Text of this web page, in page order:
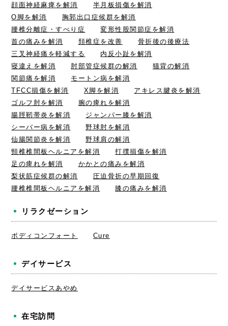
顔面神経麻痺を解消
半月板損傷を解消
O脚を解消
胸郭出口症候群を解消
腰椎分離症・すべり症
変形性股関節症を解消
首の痛みを解消
頚椎症を改善
骨折後の後療法
三叉神経痛を軽減する
内反小趾を解消
寝違えを解消
肘部管症候群の解消
猫背の解消
関節痛を解消
モートン病を解消
TFCC損傷を解消
X脚を解消
アキレス腱炎を解消
ゴルフ肘を解消
腕の痺れを解消
腸脛靭帯炎を解消
ジャンパー膝を解消
シーバー病を解消
野球肘を解消
仙腸関節炎を解消
野球肩の解消
頸椎椎間板ヘルニアを解消
打撲損傷を解消
足の痺れを解消
かかとの痛みを解消
梨状筋症候群の解消
圧迫骨折の早期回復
腰椎椎間板ヘルニアを解消
膝の痛みを解消
リラクゼーション
ボディコンフォート Cure
デイサービス
デイサービスあやめ
在宅訪問